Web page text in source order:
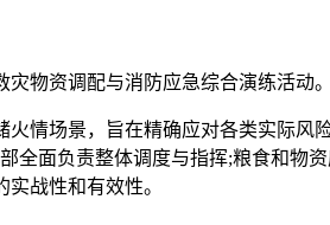
物资调配与消防应急综合演练活动。
情场景，旨在精确应对各类实际
全面负责整体调度与指挥;粮食和物
战性和有效性。